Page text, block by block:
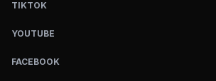
TIKTOK
YOUTUBE
FACEBOOK